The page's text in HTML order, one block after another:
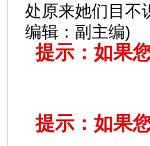
处原来她们目不
编辑：副主编)
提示：如果
提示：如果